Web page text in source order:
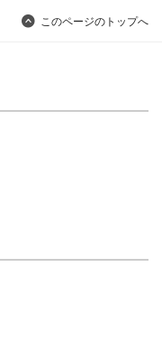
このページのトップへ